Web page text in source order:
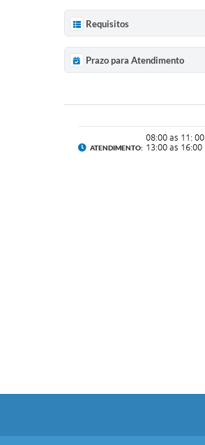
Requisitos
Prazo para Atendimento
ATENDIMENTO:
08:00 as 11: 00
13:00 as 16:00